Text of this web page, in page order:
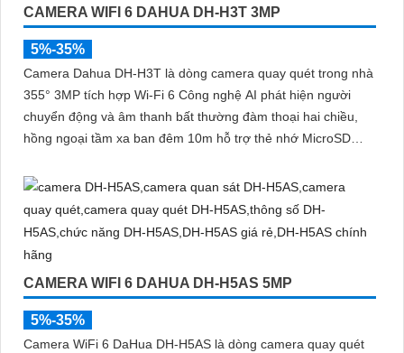
CAMERA WIFI 6 DAHUA DH-H3T 3MP
5%-35%
Camera Dahua DH-H3T là dòng camera quay quét trong nhà
355° 3MP tích hợp Wi-Fi 6 Công nghệ AI phát hiện người
chuyển động và âm thanh bất thường đàm thoại hai chiều,
hồng ngoại tầm xa ban đêm 10m hỗ trợ thẻ nhớ MicroSD
CAMERA WIFI 6 DAHUA DH-H5AS 5MP
5%-35%
Camera WiFi 6 DaHua DH-H5AS là dòng camera quay quét